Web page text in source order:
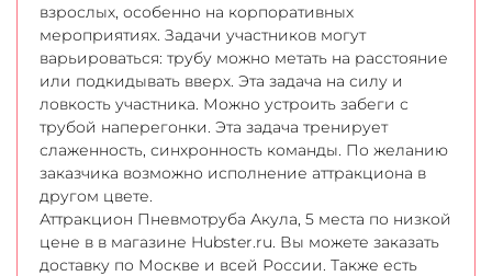
взрослых, особенно на корпоративных
мероприятиях. Задачи участников могут
варьироваться: трубу можно метать на расстояние
или подкидывать вверх. Эта задача на силу и
ловкость участника. Можно устроить забеги с
трубой наперегонки. Эта задача тренирует
слаженность, синхронность команды. По желанию
заказчика возможно исполнение аттракциона в
другом цвете.
Аттракцион Пневмотруба Акула, 5 места по низкой
цене в в магазине Hubster.ru. Вы можете заказать
доставку по Москве и всей России. Также есть